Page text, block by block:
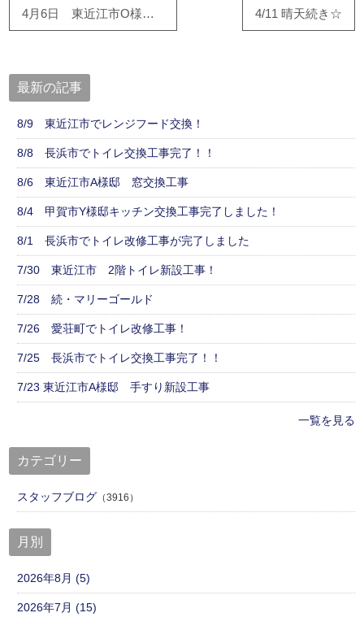
4月6日 東近江市O様邸で工事が進んでます！！ 4/11 晴天続き☆
最新の記事
8/9 東近江市でレンジフード交換！
8/8 長浜市でトイレ交換工事完了！！
8/6 東近江市A様邸 窓交換工事
8/4 甲賀市Y様邸キッチン交換工事完了しました！
8/1 長浜市でトイレ改修工事が完了しました
7/30 東近江市 2階トイレ新設工事！
7/28 続・マリーゴールド
7/26 愛荘町でトイレ改修工事！
7/25 長浜市でトイレ交換工事完了！！
7/23 東近江市A様邸 手すり新設工事
一覧を見る
カテゴリー
スタッフブログ （3916）
月別
2026年8月 (5)
2026年7月 (15)